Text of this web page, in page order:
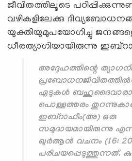
ജീവിതത്തിലൂടെ
വഴികളിലേക്കു
യുക്തിയുമുപയോഗിച്ചു
ധീരത്യാഗിയായിരുന്നു
അദ്ദേഹത്തിന്റെ
ഏടുകള്‍
പൊള്ളത്തരം
ഇബ്‌റാഹീം(അ) ഒരു
സമുദായമായിരുന്നു
ഖുര്‍ആന്‍ വചനം (16:
പരിചയപ്പെടുത്തുന്നത്.